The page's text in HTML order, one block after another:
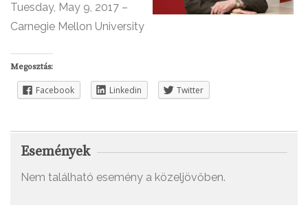
Tuesday, May 9, 2017 –
Carnegie Mellon University
Megosztás:
Facebook Linkedin Twitter
Események
Nem található esemény a közeljövőben.